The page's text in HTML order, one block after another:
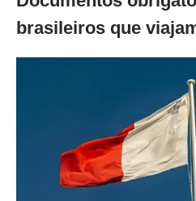
brasileiros que